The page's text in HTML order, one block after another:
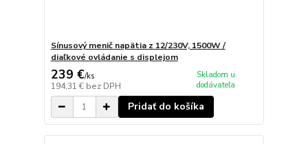
Sínusový menič napätia z 12/230V, 1500W /
diaľkové ovládanie s displejom
239 €/ks
194,31 € bez DPH
Skladom u
dodávateľa
Pridať do košíka